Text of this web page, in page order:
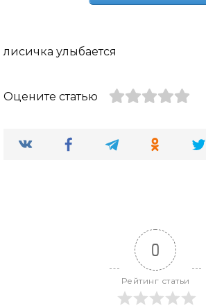
лисичка улыбается
Оцените статью
0
Рейтинг статьи